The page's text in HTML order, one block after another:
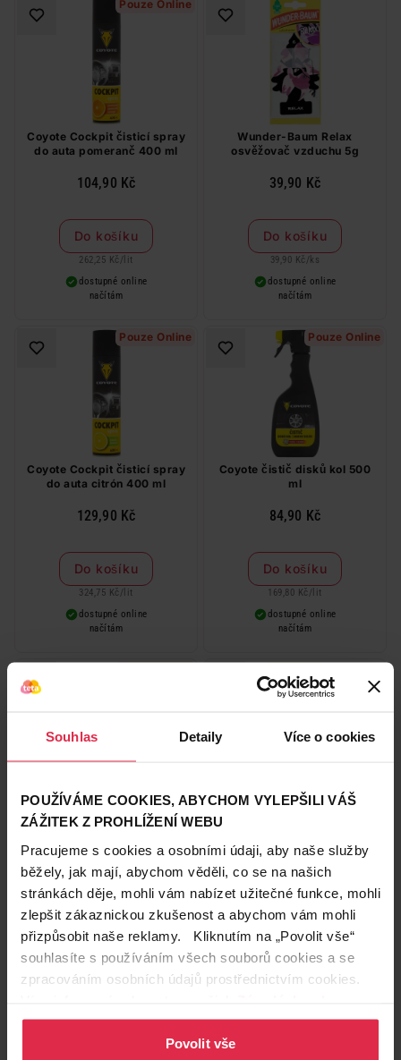
Souhlas Detaily Více o cookies
POUŽÍVÁME COOKIES, ABYCHOM VYLEPŠILI VÁŠ
ZÁŽITEK Z PROHLÍŽENÍ WEBU
Pracujeme s cookies a osobními údaji, aby naše služby
běžely, jak mají, abychom věděli, co se na našich
stránkách děje, mohli vám nabízet užitečné funkce, mohli
zlepšit zákaznickou zkušenost a abychom vám mohli
přizpůsobit naše reklamy. Kliknutím na „Povolit vše“
souhlasíte s používáním všech souborů cookies a se
zpracováním osobních údajů prostřednictvím cookies.
osobních údajů.
Povolit vše
Pouze Online
Coyote Cockpit čisticí spray
do auta pomeranč 400 ml
104,90 Kč
Do košíku
262,25 Kč / lit
dostupné online
načítám
Wunder-Baum Relax
osvěžovač vzduchu 5g
39,90 Kč
Do košíku
39,90 Kč / ks
dostupné online
načítám
Pouze Online
Coyote Cockpit čisticí spray
do auta citrón 400 ml
129,90 Kč
Do košíku
324,75 Kč / lit
dostupné online
načítám
Pouze Online
Coyote čistič disků kol 500
ml
84,90 Kč
Do košíku
169,80 Kč / lit
dostupné online
načítám
Q-Power Little Joe FLOWER
vůně do auta
79,90 Kč
Do košíku
načítám
Wunder-Baum Arctic white
39,90 Kč
Do košíku
dostupné online
načítám